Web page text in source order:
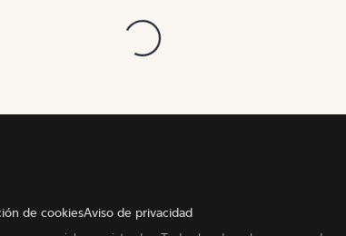
de cookiesAviso de privacidad